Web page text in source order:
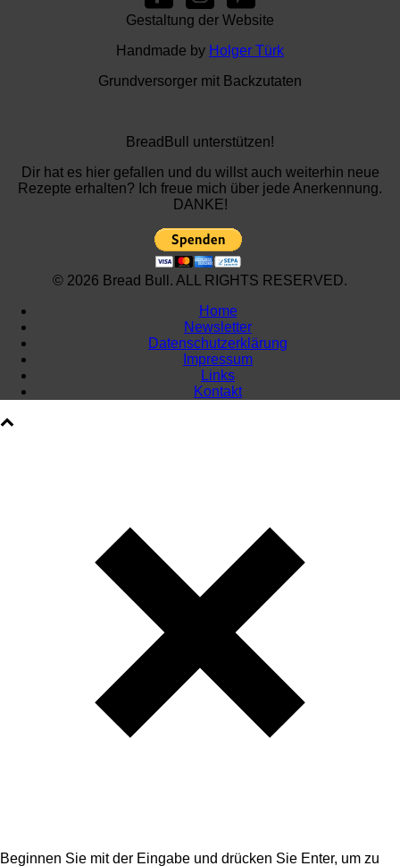
Gestaltung der Website
Handmade by Holger Türk
Grundversorger mit Backzutaten
BreadBull unterstützen!
Dir hat es hier gefallen und du willst auch weiterhin neue
Rezepte erhalten? Ich freue mich über jede Anerkennung.
DANKE!
© 2026 Bread Bull. ALL RIGHTS RESERVED.
Home
Newsletter
Datenschutzerklärung
Impressum
Links
Kontakt
Beginnen Sie mit der Eingabe und drücken Sie Enter, um zu